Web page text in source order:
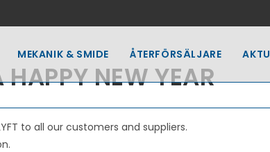
MEKANIK & SMIDE ÅTERFÖRSÄLJARE
NEW YEAR
to all our customers and suppliers.